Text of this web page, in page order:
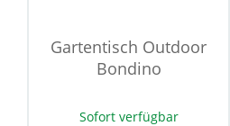
Gartentisch Outdoor
Bondino
Sofort verfügbar